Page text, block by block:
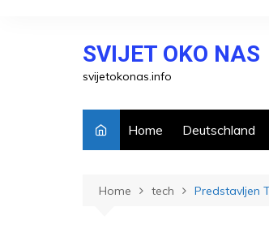
SVIJET OKO NAS
svijetokonas.info
Home Deutschland
Home tech Predstavljen